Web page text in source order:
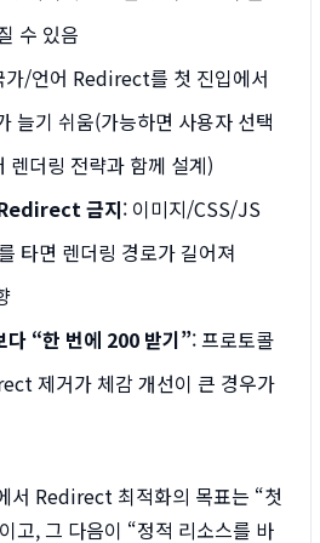
수 있음
가/언어 Redirect를 첫 진입에서
늘기 쉬움(가능하면 사용자 선택
렌더링 전략과 함께 설계)
금지: 이미지/CSS/JS
타면 렌더링 경로가 길어져
“한 번에 200 받기”: 프로토콜
제거가 체감 개선이 큰 경우가
Redirect 최적화의 목표는 “첫
고, 그 다음이 “정적 리소스를 바